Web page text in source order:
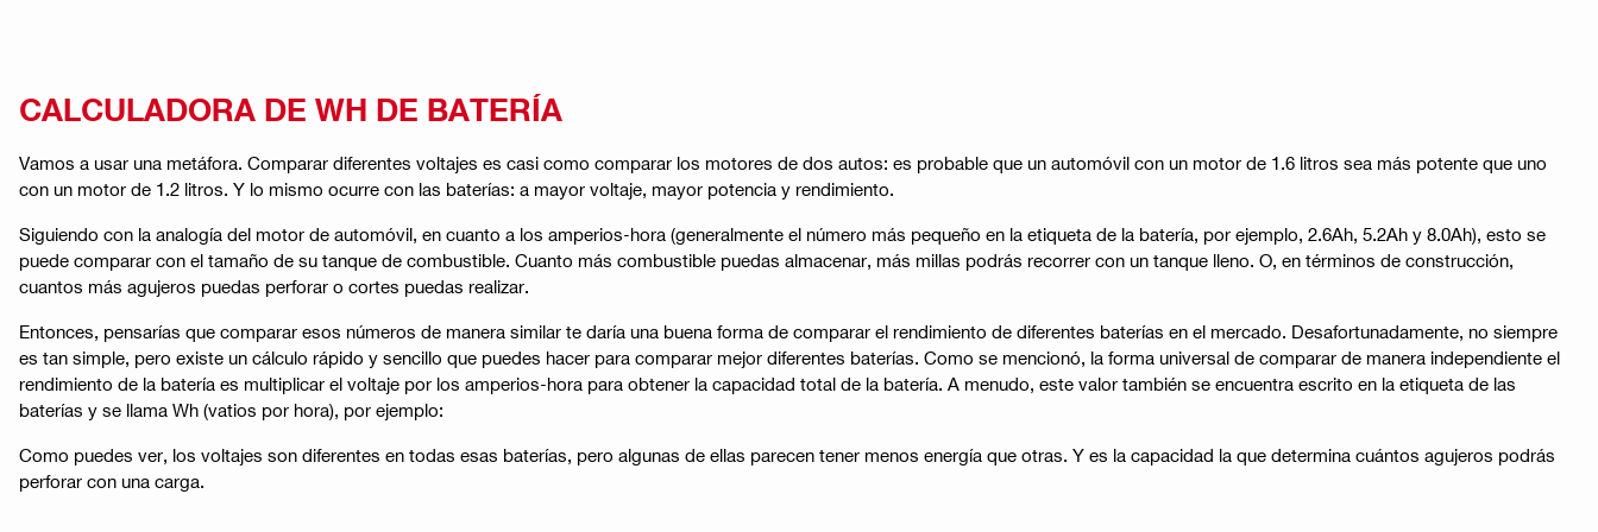
CALCULADORA DE WH DE BATERÍA
Vamos a usar una metáfora. Comparar diferentes voltajes es casi como comparar los motores de dos autos: es probable que un automóvil con un motor de 1.6 litros sea más potente que uno
con un motor de 1.2 litros. Y lo mismo ocurre con las baterías: a mayor voltaje, mayor potencia y rendimiento.
Siguiendo con la analogía del motor de automóvil, en cuanto a los amperios-hora (generalmente el número más pequeño en la etiqueta de la batería, por ejemplo, 2.6Ah, 5.2Ah y 8.0Ah), esto se
puede comparar con el tamaño de su tanque de combustible. Cuanto más combustible puedas almacenar, más millas podrás recorrer con un tanque lleno. O, en términos de construcción,
cuantos más agujeros puedas perforar o cortes puedas realizar.
Entonces, pensarías que comparar esos números de manera similar te daría una buena forma de comparar el rendimiento de diferentes baterías en el mercado. Desafortunadamente, no siempre
es tan simple, pero existe un cálculo rápido y sencillo que puedes hacer para comparar mejor diferentes baterías. Como se mencionó, la forma universal de comparar de manera independiente el
rendimiento de la batería es multiplicar el voltaje por los amperios-hora para obtener la capacidad total de la batería. A menudo, este valor también se encuentra escrito en la etiqueta de las
baterías y se llama Wh (vatios por hora), por ejemplo:
Como puedes ver, los voltajes son diferentes en todas esas baterías, pero algunas de ellas parecen tener menos energía que otras. Y es la capacidad la que determina cuántos agujeros podrás
perforar con una carga.